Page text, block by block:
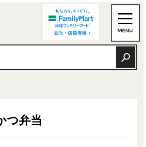
つ弁当